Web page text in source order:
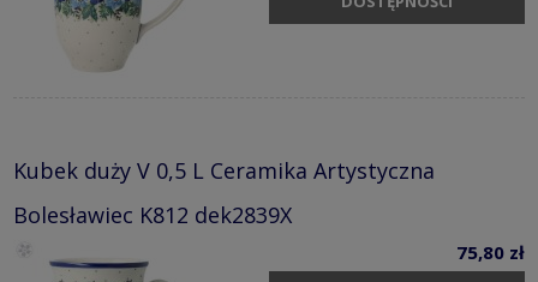
Kubek duży V 0,5 L Ceramika Artystyczna
Bolesławiec K812 dek2839X
75,80 zł